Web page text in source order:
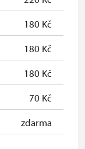
zdarma
zdarma
180 Kč
180 Kč
180 Kč
70 Kč
zdarma